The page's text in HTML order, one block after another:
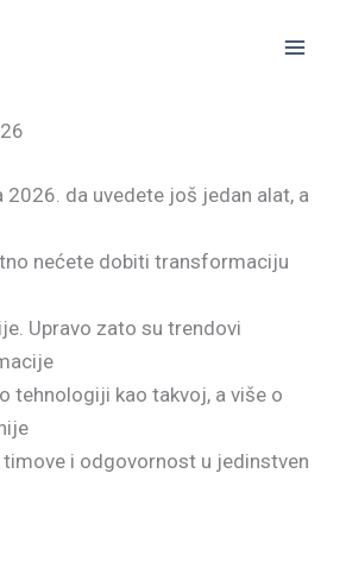
2026. da uvedete još jedan alat, a
nećete dobiti transformaciju
Upravo zato su trendovi
tehnologiji kao takvoj, a više o
timove i odgovornost u jedinstven